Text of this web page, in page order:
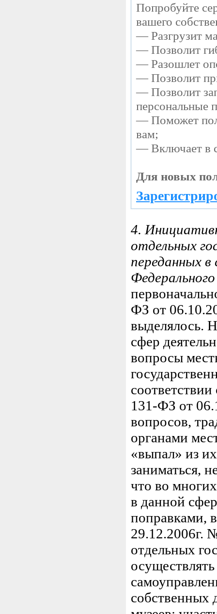
Попробуйте
вашего
— Разгрузит
— Позволит
— Разошлет
— Позволит
— Позволит
персональные
— Поможет
вам;
— Включает в
Для новых
4.
отдельных
переданных
ФЗ от
выделялось.
сфер
вопросы
131-ФЗ от
вопросов,
органами
«выпал» из
заниматься,
что во
в данной
поправками,
29.12.2006г.
отдельных
собственных